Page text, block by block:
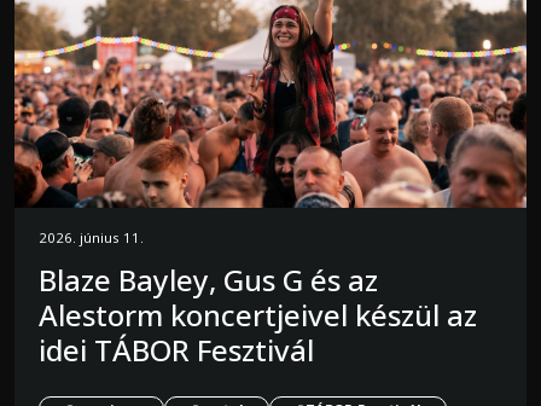
2026. június 11.
Blaze Bayley, Gus G és az
Alestorm koncertjeivel készül az
idei TÁBOR Fesztivál